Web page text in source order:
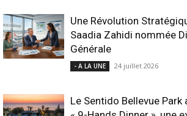
Une Révolution
Saadia Zahidi nommée
Générale
- A LA UNE 24 juillet 2026
Le Sentido Bellevue Park